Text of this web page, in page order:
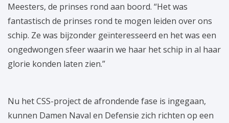
Meesters, de prinses rond aan boord. “Het was
fantastisch de prinses rond te mogen leiden over ons
schip. Ze was bijzonder geïnteresseerd en het was een
ongedwongen sfeer waarin we haar het schip in al haar
glorie konden laten zien.”
Nu het CSS-project de afrondende fase is ingegaan,
kunnen Damen Naval en Defensie zich richten op een